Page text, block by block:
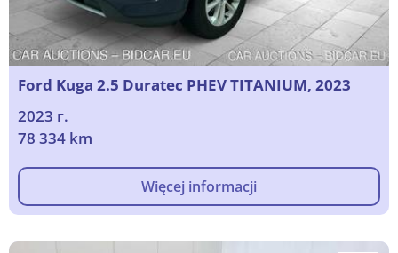
Ford Kuga 2.5 Duratec PHEV TITANIUM, 2023
2023 г.
78 334 km
Więcej informacji